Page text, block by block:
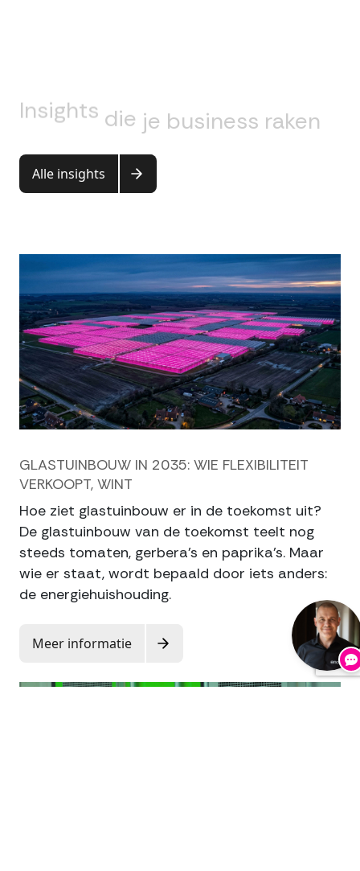
Insights die je business raken
enhetverschil
Alle insights
GLASTUINBOUW IN 2035: WIE FLEXIBILITEIT
VERKOOPT, WINT
Hoe ziet glastuinbouw er in de toekomst uit?
De glastuinbouw van de toekomst teelt nog
steeds tomaten, gerbera's en paprika's. Maar
wie er staat, wordt bepaald door iets anders:
de energiehuishouding.
Meer informatie